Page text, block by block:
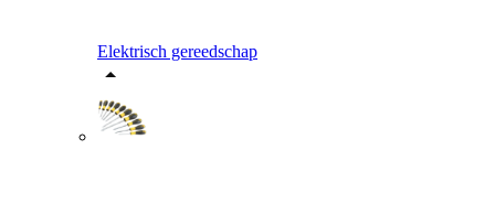
Elektrisch gereedschap